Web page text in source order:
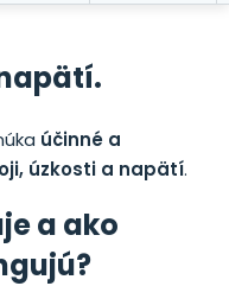
účinné a
úzkosti a napätí.
a ako